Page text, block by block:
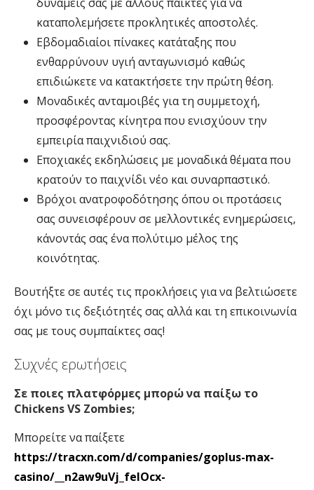
καταπολεμήσετε προκλητικές αποστολές.
Εβδομαδιαίοι πίνακες κατάταξης που
ενθαρρύνουν υγιή ανταγωνισμό καθώς
επιδιώκετε να κατακτήσετε την πρώτη θέση.
Μοναδικές ανταμοιβές για τη συμμετοχή,
προσφέροντας κίνητρα που ενισχύουν την
εμπειρία παιχνιδιού σας.
Εποχιακές εκδηλώσεις με μοναδικά θέματα που
κρατούν το παιχνίδι νέο και συναρπαστικό.
Βρόχοι ανατροφοδότησης όπου οι προτάσεις
σας συνεισφέρουν σε μελλοντικές ενημερώσεις,
κάνοντάς σας ένα πολύτιμο μέλος της
κοινότητας.
Βουτήξτε σε αυτές τις προκλήσεις για να βελτιώσετε
όχι μόνο τις δεξιότητές σας αλλά και τη επικοινωνία
σας με τους συμπαίκτες σας!
Συχνές ερωτήσεις
Σε ποιες πλατφόρμες μπορώ να παίξω το
Chickens VS Zombies;
Μπορείτε να παίξετε
https://tracxn.com/d/companies/goplus-max-
casino/__n2aw9uVj_felOcx-